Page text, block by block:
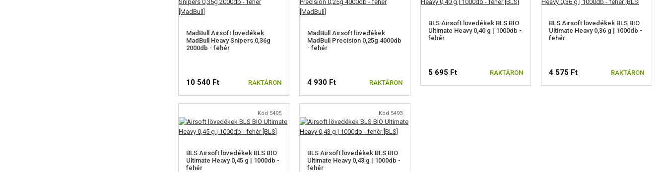
MadBull Airsoft lövedékek
MadBull Heavy Snipers 0,36g
2000db - fehér
10 540 Ft RAKTÁRON
MadBull Airsoft lövedékek
MadBull Precision 0,25g 4000db
- fehér
4 930 Ft RAKTÁRON
BLS Airsoft lövedékek BLS BIO
Ultimate Heavy 0,40 g | 1000db -
fehér
5 695 Ft RAKTÁRON
BLS Airsoft lövedékek BLS BIO
Ultimate Heavy 0,36 g | 1000db -
fehér
4 575 Ft RAKTÁRON
Kód 5495
BLS Airsoft lövedékek BLS BIO
Ultimate Heavy 0,45 g | 1000db -
fehér
Kód 5493
BLS Airsoft lövedékek BLS BIO
Ultimate Heavy 0,43 g | 1000db -
fehér